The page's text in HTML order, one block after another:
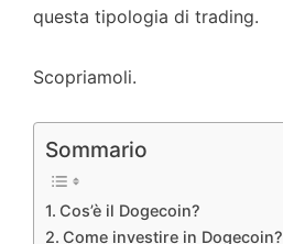
questa tipologia di trading.
Scopriamoli.
Sommario
Cos’è il Dogecoin?
Come investire in Dogecoin?